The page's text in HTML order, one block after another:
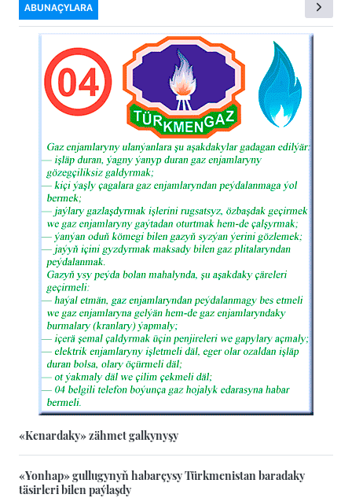
ABUNAÇYLARA
«Kenardaky» zähmet galkynyşy
«Yonhap» gullugynyň habarçysy Türkmenistan baradaky
täsirleri bilen paýlaşdy